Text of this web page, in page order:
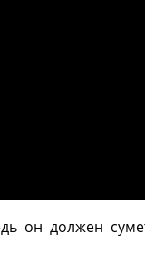
он должен